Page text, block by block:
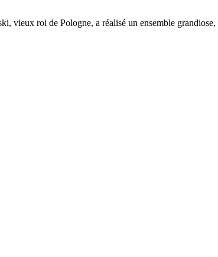
vieux roi de Pologne, a réalisé un ensemble